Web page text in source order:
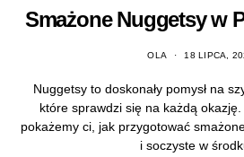
Smażone Nuggetsy w
OLA 18 LIPCA,
Nuggetsy to doskonały pomysł na
które sprawdzi się na każdą
pokażemy ci, jak przygotować
i soczyste w